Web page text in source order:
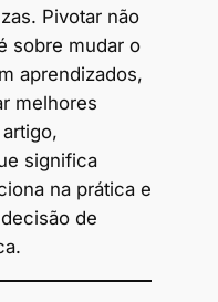
Pivotar não
sobre mudar o
aprendizados,
melhores
significa
na prática e
de